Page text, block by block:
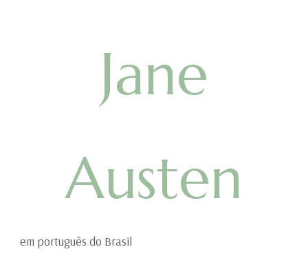
Jane
Austen
em português do Brasil